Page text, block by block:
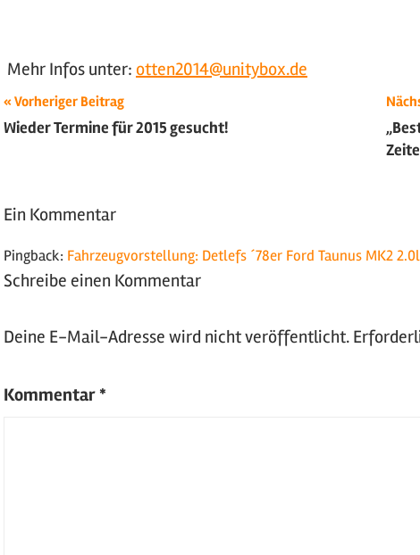
Mehr Infos unter: otten2014@unitybox.de
Schlagwörter:
2014,
Shootings
Beitragsnavigation
Vorheriger Beitrag
Wieder Termine für 2015 gesucht!
Ein Kommentar
Pingback: Fahrzeugvorstellung: Detlefs ´78er Ford Taunus MK2
Schreibe einen Kommentar
Deine E-Mail-Adresse wird nicht veröffentlicht.
Kommentar *